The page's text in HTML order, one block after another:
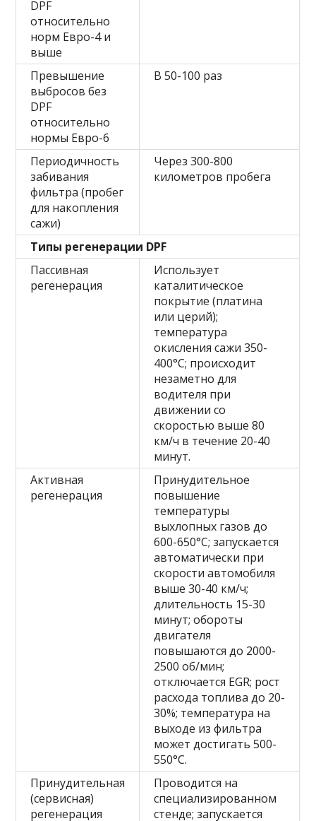
DPF
относительно
норм Евро-4 и
выше
Превышение
выбросов без
DPF
относительно
нормы Евро-6
В 50-100 раз
Периодичность
забивания
фильтра (пробег
для накопления
сажи)
Через 300-800
километров пробега
Типы регенерации DPF
Пассивная
регенерация
Использует
каталитическое
покрытие (платина
или церий);
температура
окисления сажи 350-
400°C; происходит
незаметно для
водителя при
движении со
скоростью выше 80
км/ч в течение 20-40
минут.
Активная
регенерация
Принудительное
повышение
температуры
выхлопных газов до
600-650°C; запускается
автоматически при
скорости автомобиля
выше 30-40 км/ч;
длительность 15-30
минут; обороты
двигателя
повышаются до 2000-
2500 об/мин;
отключается EGR; рост
расхода топлива до 20-
30%; температура на
выходе из фильтра
может достигать 500-
550°C.
Принудительная
(сервисная)
регенерация
Проводится на
специализированном
стенде; запускается